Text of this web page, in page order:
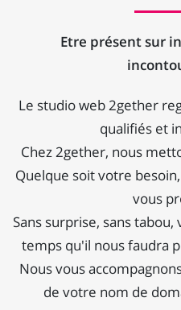
Etre présent sur
Le studio web 2gether
qualifiés et
Chez 2gether, nous
Quelque soit votre
vous
Sans surprise, sans
temps qu'il nous faudra
Nous vous
de votre nom de